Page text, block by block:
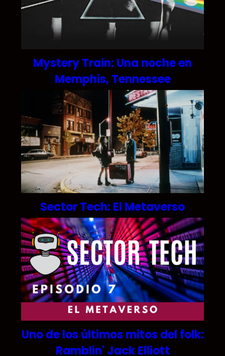
Mystery Train: Una noche en
Memphis, Tennessee
Sector Tech: El Metaverso
Uno de los últimos mitos del folk:
Ramblin' Jack Elliott